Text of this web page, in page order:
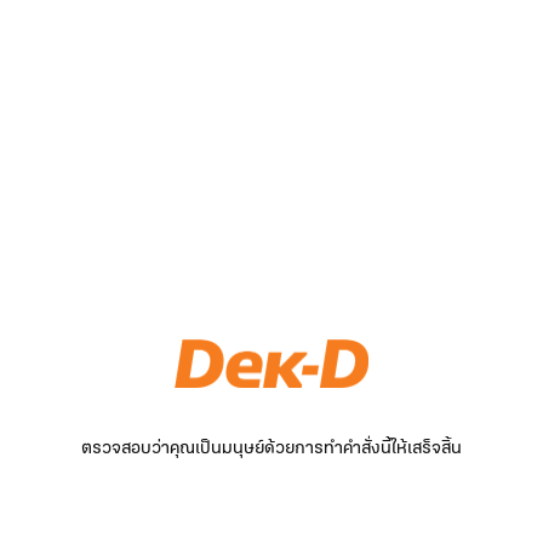
ตรวจสอบว่าคุณเป็นมนุษย์ด้วยการทำคำสั่งนี้ให้เสร็จสิ้น